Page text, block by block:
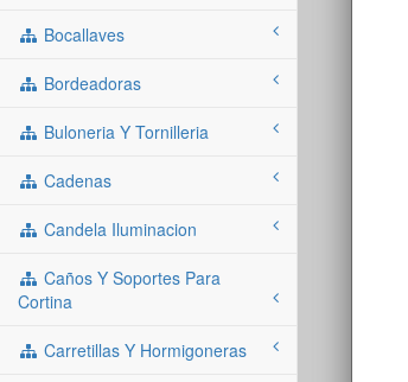
Bocallaves
Bordeadoras
Buloneria Y Tornilleria
Cadenas
Candela Iluminacion
Caños Y Soportes Para
Cortina
Carretillas Y Hormigoneras